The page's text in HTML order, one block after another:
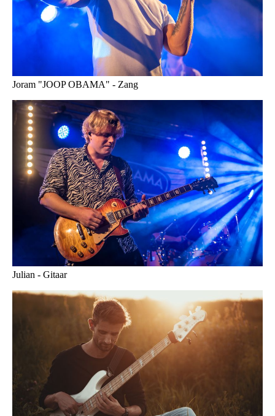
Joram "JOOP OBAMA" - Zang
Julian - Gitaar